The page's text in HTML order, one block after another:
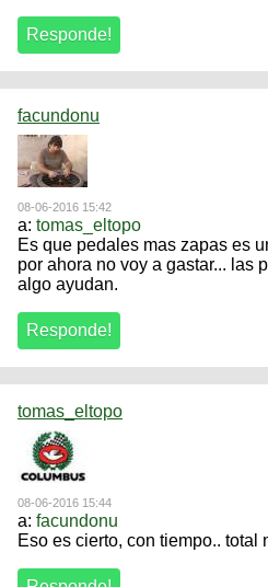
facundonu
08-06-2016 15:42
a: tomas_eltopo
Es que pedales mas zapas es
por ahora no voy a gastar... las
algo ayudan.
tomas_eltopo
08-06-2016 15:44
a: facundonu
Eso es cierto, con tiempo.. total